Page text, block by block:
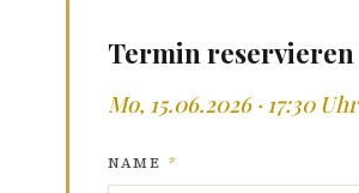
Termin reservieren
Mo, 15.06.2026 · 17:30 Uhr
NAME *